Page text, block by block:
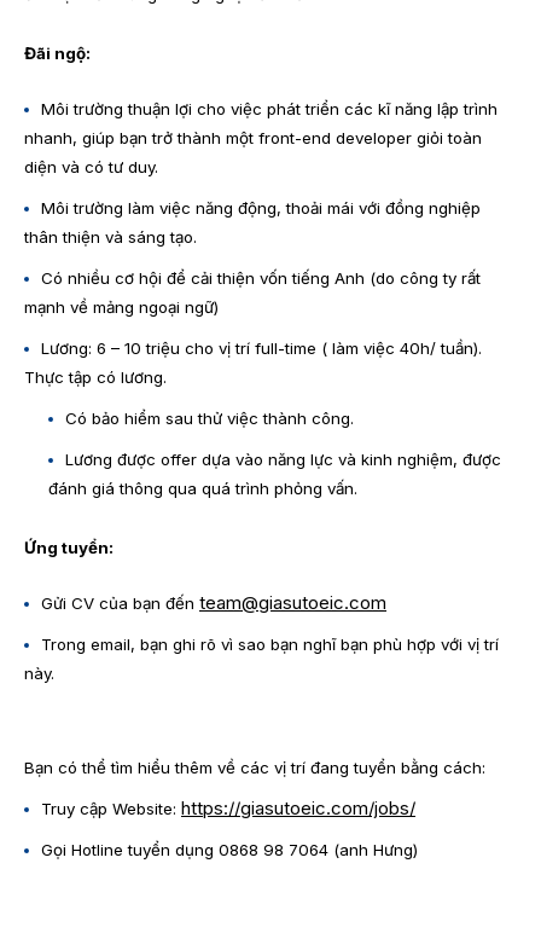
Đãi ngộ:
Môi trường thuận lợi cho việc phát triển các kĩ năng lập trình
nhanh, giúp bạn trở thành một front-end developer giỏi toàn
diện và có tư duy.
Môi trường làm việc năng động, thoải mái với đồng nghiệp
thân thiện và sáng tạo.
Có nhiều cơ hội để cải thiện vốn tiếng Anh (do công ty rất
mạnh về mảng ngoại ngữ)
Lương: 6 – 10 triệu cho vị trí full-time ( làm việc 40h/ tuần).
Thực tập có lương.
Có bảo hiểm sau thử việc thành công.
Lương được offer dựa vào năng lực và kinh nghiệm, được
đánh giá thông qua quá trình phỏng vấn.
Ứng tuyển:
Gửi CV của bạn đến team@giasutoeic.com
Trong email, bạn ghi rõ vì sao bạn nghĩ bạn phù hợp với vị trí
này.
Bạn có thể tìm hiểu thêm về các vị trí đang tuyển bằng cách:
Truy cập Website: https://giasutoeic.com/jobs/
Gọi Hotline tuyển dụng 0868 98 7064 (anh Hưng)